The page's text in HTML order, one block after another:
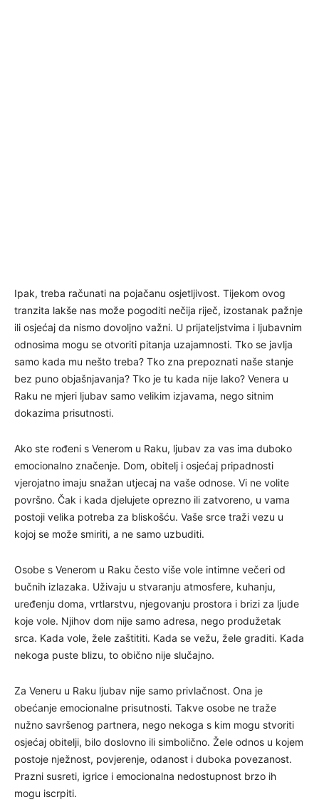
Ipak, treba računati na pojačanu osjetljivost. Tijekom ovog
tranzita lakše nas može pogoditi nečija riječ, izostanak pažnje
ili osjećaj da nismo dovoljno važni. U prijateljstvima i ljubavnim
odnosima mogu se otvoriti pitanja uzajamnosti. Tko se javlja
samo kada mu nešto treba? Tko zna prepoznati naše stanje
bez puno objašnjavanja? Tko je tu kada nije lako? Venera u
Raku ne mjeri ljubav samo velikim izjavama, nego sitnim
dokazima prisutnosti.
Ako ste rođeni s Venerom u Raku, ljubav za vas ima duboko
emocionalno značenje. Dom, obitelj i osjećaj pripadnosti
vjerojatno imaju snažan utjecaj na vaše odnose. Vi ne volite
površno. Čak i kada djelujete oprezno ili zatvoreno, u vama
postoji velika potreba za bliskošću. Vaše srce traži vezu u
kojoj se može smiriti, a ne samo uzbuditi.
Osobe s Venerom u Raku često više vole intimne večeri od
bučnih izlazaka. Uživaju u stvaranju atmosfere, kuhanju,
uređenju doma, vrtlarstvu, njegovanju prostora i brizi za ljude
koje vole. Njihov dom nije samo adresa, nego produžetak
srca. Kada vole, žele zaštititi. Kada se vežu, žele graditi. Kada
nekoga puste blizu, to obično nije slučajno.
Za Veneru u Raku ljubav nije samo privlačnost. Ona je
obećanje emocionalne prisutnosti. Takve osobe ne traže
nužno savršenog partnera, nego nekoga s kim mogu stvoriti
osjećaj obitelji, bilo doslovno ili simbolično. Žele odnos u kojem
postoje nježnost, povjerenje, odanost i duboka povezanost.
Prazni susreti, igrice i emocionalna nedostupnost brzo ih
mogu iscrpiti.